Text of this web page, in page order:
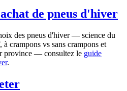
de pneus d'hiver
des pneus d'hiver — science du
crampons vs sans crampons et
province — consultez le guide
.